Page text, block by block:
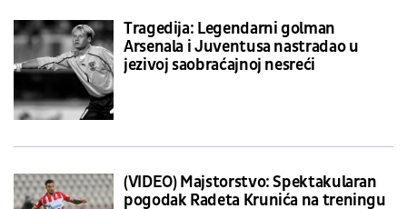
Tragedija: Legendarni golman
Arsenala i Juventusa nastradao u
jezivoj saobraćajnoj nesreći
(VIDEO) Majstorstvo: Spektakularan
pogodak Radeta Krunića na treningu